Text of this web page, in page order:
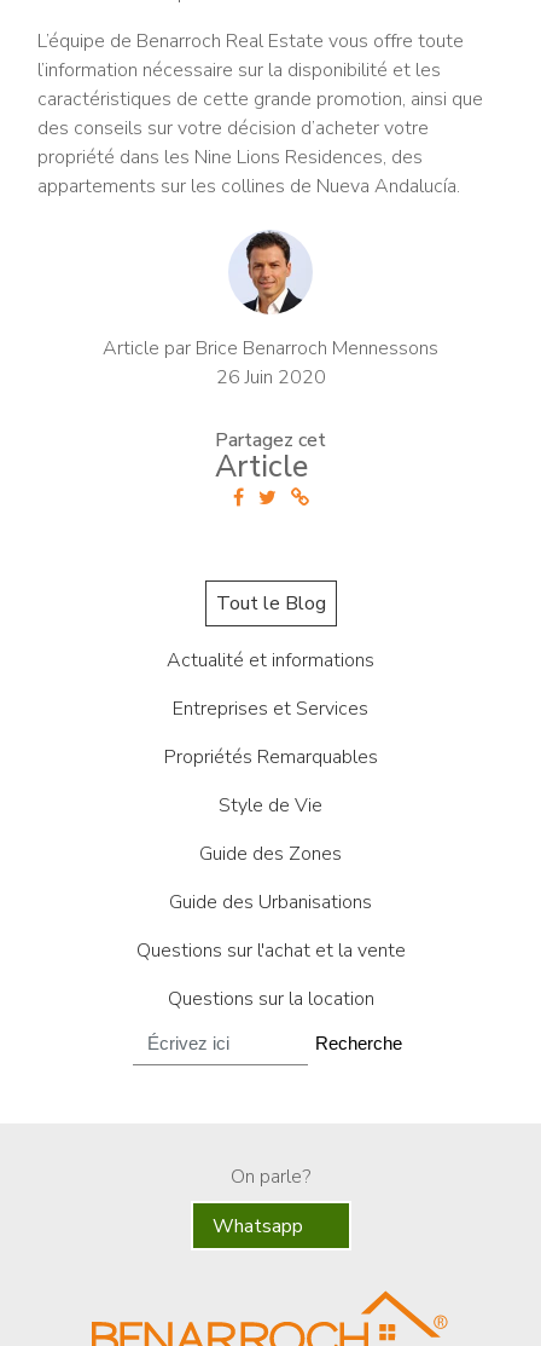
L’équipe de Benarroch Real Estate vous offre toute
l’information nécessaire sur la disponibilité et les
caractéristiques de cette grande promotion, ainsi que
des conseils sur votre décision d’acheter votre
propriété dans les Nine Lions Residences, des
appartements sur les collines de Nueva Andalucía.
Article par Brice Benarroch Mennessons
26 Juin 2020
Partagez cet
Article
Tout le Blog
Actualité et informations
Entreprises et Services
Propriétés Remarquables
Style de Vie
Guide des Zones
Guide des Urbanisations
Questions sur l'achat et la vente
Questions sur la location
Recherche
On parle?
Whatsapp